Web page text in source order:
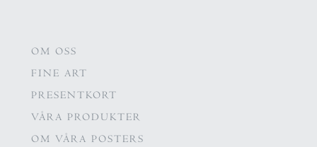
OM OSS
FINE ART
PRESENTKORT
VÅRA PRODUKTER
OM VÅRA POSTERS